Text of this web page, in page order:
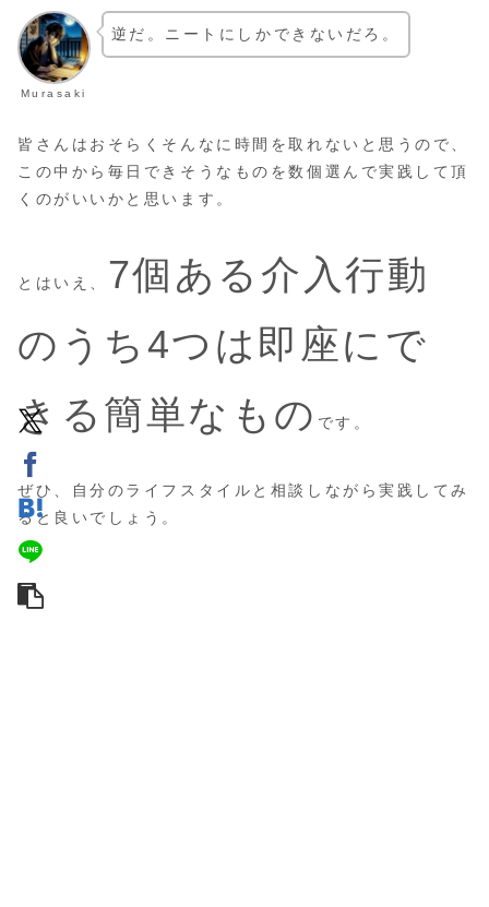
Murasaki
逆だ。ニートにしかできないだろ。
皆さんはおそらくそんなに時間を取れないと思うので、
この中から毎日できそうなものを数個選んで実践して頂
くのがいいかと思います。
とはいえ、 7個ある介入行動
のうち4つは即座にで
きる簡単なもの です。
ぜひ、自分のライフスタイルと相談しながら実践してみ
ると良いでしょう。